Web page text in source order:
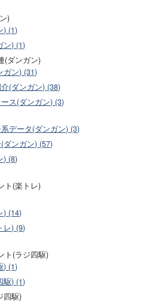
)
) (1)
ン) (1)
(ダンガン)
ガン) (31)
(ダンガン) (38)
ス(ダンガン) (3)
データ(ダンガン) (3)
ダンガン) (57)
) (8)
ト(楽トレ)
) (14)
レ) (9)
ト(ラジ四駆)
) (1)
駆) (1)
四駆)